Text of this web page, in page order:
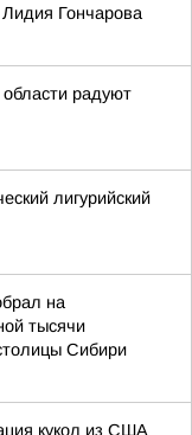
Гончарова
радуют
лигурийский
на
тысячи
Сибири
кукол из США